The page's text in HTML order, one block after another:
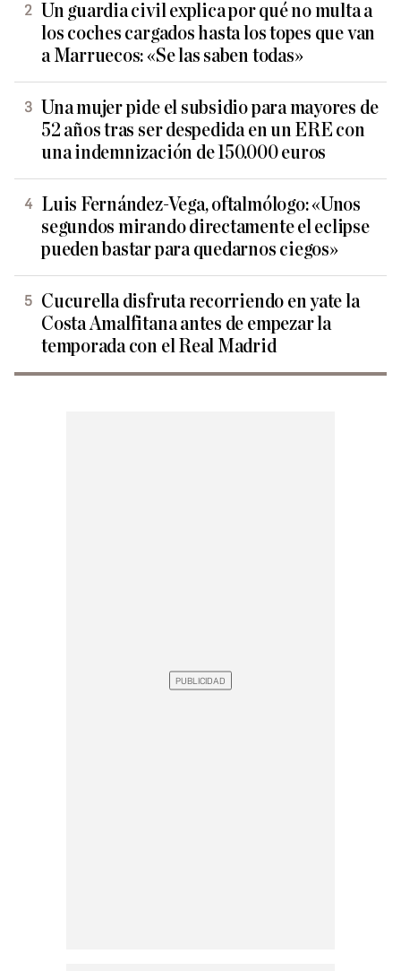
Un guardia civil explica por qué no multa a
los coches cargados hasta los topes que van
a Marruecos: «Se las saben todas»
Una mujer pide el subsidio para mayores de
52 años tras ser despedida en un ERE con
una indemnización de 150.000 euros
Luis Fernández-Vega, oftalmólogo: «Unos
segundos mirando directamente el eclipse
pueden bastar para quedarnos ciegos»
Cucurella disfruta recorriendo en yate la
Costa Amalfitana antes de empezar la
temporada con el Real Madrid